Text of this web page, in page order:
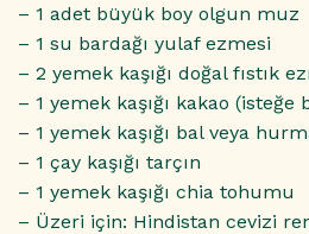
– 1 adet büyük boy olgun muz
– 1 su bardağı yulaf ezmesi
– 2 yemek kaşığı doğal fıstık
– 1 yemek kaşığı kakao (isteğe
– 1 yemek kaşığı bal veya
– 1 çay kaşığı tarçın
– 1 yemek kaşığı chia tohumu
– Üzeri için: Hindistan cevizi